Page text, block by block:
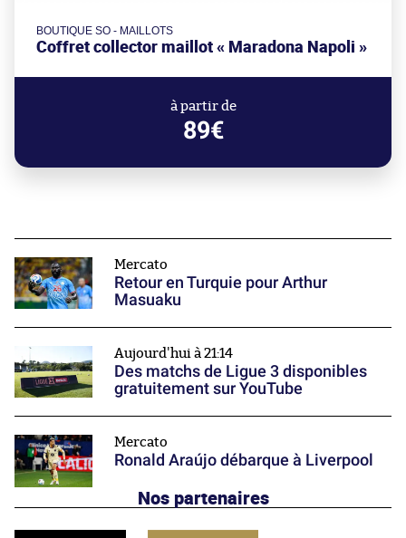
BOUTIQUE SO - MAILLOTS
Coffret collector maillot « Maradona Napoli »
à partir de
89€
Mercato
Retour en Turquie pour Arthur
Masuaku
Aujourd'hui à 21:14
Des matchs de Ligue 3 disponibles
gratuitement sur YouTube
Mercato
Ronald Araújo débarque à Liverpool
Nos partenaires